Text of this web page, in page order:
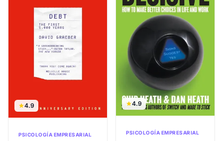
4.9
PSICOLOGÍA EMPRESARIAL
4.9
PSICOLOGÍA EMPRESARIAL